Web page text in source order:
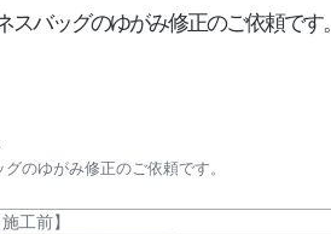
バッグのゆがみ修正のご依頼です。
のゆがみ修正のご依頼です。
施工前】